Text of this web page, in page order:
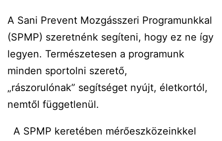
A Sani Prevent Mozgásszeri Programunkkal
(SPMP) szeretnénk segíteni, hogy ez ne így
legyen. Természetesen a programunk
minden sportolni szerető,
„rászorulónak” segítséget nyújt, életkortól,
nemtől függetlenül.
A SPMP keretében mérőeszközeinkkel